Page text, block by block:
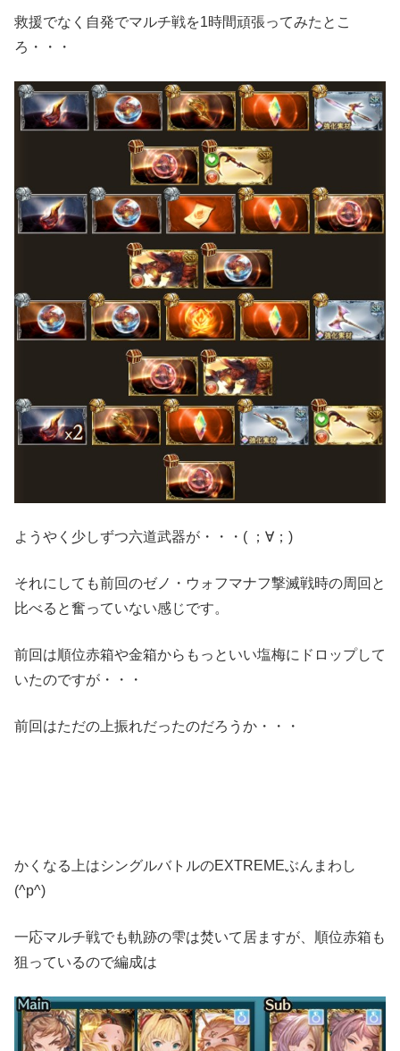
救援でなく自発でマルチ戦を1時間頑張ってみたとこ
ろ・・・
ようやく少しずつ六道武器が・・・( ；∀；)
それにしても前回のゼノ・ウォフマナフ撃滅戦時の周回と
比べると奮っていない感じです。
前回は順位赤箱や金箱からもっといい塩梅にドロップして
いたのですが・・・
前回はただの上振れだったのだろうか・・・
かくなる上はシングルバトルのEXTREMEぶんまわし
(^p^)
一応マルチ戦でも軌跡の雫は焚いて居ますが、順位赤箱も
狙っているので編成は